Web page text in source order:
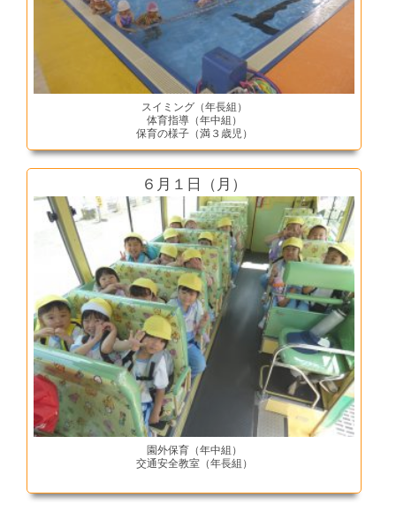
スイミング（年長組）
体育指導（年中組）
保育の様子（満３歳児）
６月１日（月）
園外保育（年中組）
交通安全教室（年長組）